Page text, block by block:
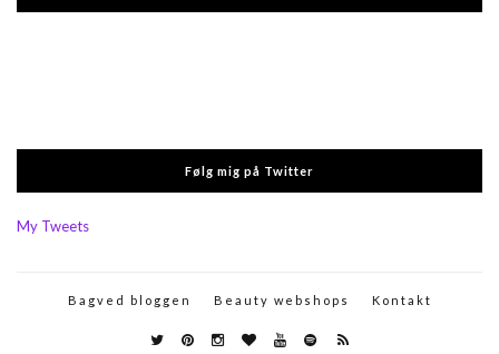
Følg mig på Twitter
My Tweets
Bagved bloggen Beauty webshops Kontakt